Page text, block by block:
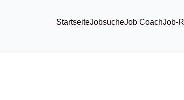
StartseiteJobsucheJob CoachJob-